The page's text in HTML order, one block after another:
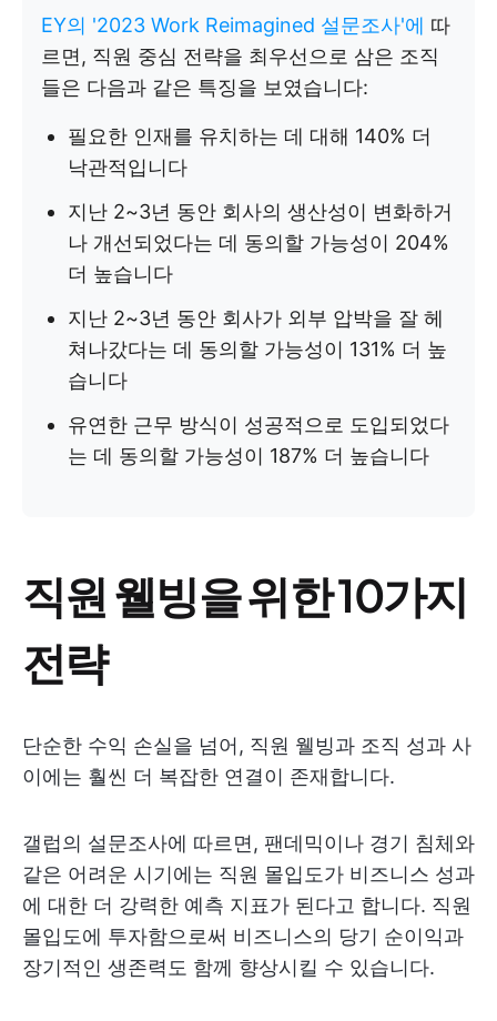
EY의 '2023 Work Reimagined 설문조사'에 따
르면, 직원 중심 전략을 최우선으로 삼은 조직
들은 다음과 같은 특징을 보였습니다:
필요한 인재를 유치하는 데 대해 140% 더
낙관적입니다
지난 2~3년 동안 회사의 생산성이 변화하거
나 개선되었다는 데 동의할 가능성이 204%
더 높습니다
지난 2~3년 동안 회사가 외부 압박을 잘 헤
쳐나갔다는 데 동의할 가능성이 131% 더 높
습니다
유연한 근무 방식이 성공적으로 도입되었다
는 데 동의할 가능성이 187% 더 높습니다
직원 웰빙을 위한 10가지
전략
단순한 수익 손실을 넘어, 직원 웰빙과 조직 성과 사
이에는 훨씬 더 복잡한 연결이 존재합니다.
갤럽의 설문조사에 따르면, 팬데믹이나 경기 침체와
같은 어려운 시기에는 직원 몰입도가 비즈니스 성과
에 대한 더 강력한 예측 지표가 된다고 합니다. 직원
몰입도에 투자함으로써 비즈니스의 당기 순이익과
장기적인 생존력도 함께 향상시킬 수 있습니다.